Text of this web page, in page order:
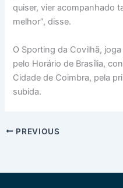
quiser, vier acompanhado
melhor”, disse.
O Sporting da Covilhã,
pelo Horário de Brasília,
Cidade de Coimbra, pela
subida.
PREVIOUS